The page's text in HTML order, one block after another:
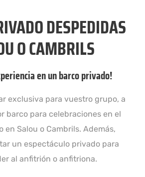
DESPEDIDAS
O CAMBRILS
en un barco privado!
exclusiva para vuestro grupo, a
barco para celebraciones en el
en Salou o Cambrils. Además,
un espectáculo privado para
al anfitrión o anfitriona.